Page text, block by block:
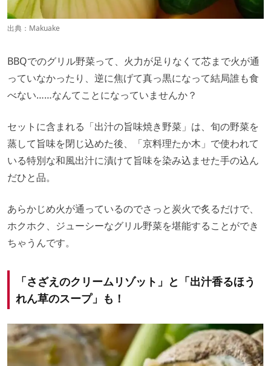
出典： Makuake
BBQでのグリル野菜って、火力が足りなくて芯まで火が通
っていなかったり、逆に焦げて真っ黒になって結局誰も食
べない……なんてことになっていませんか？
セットに含まれる「出汁の旨味焼き野菜」は、旬の野菜を
蒸して旨味を閉じ込めた後、「京料理たか木」で使われて
いる特別な和風出汁に漬けて旨味を染み込ませた手の込ん
だひと品。
あらかじめ火が通っているのでさっと炭火で炙るだけで、
ホクホク、ジューシーなグリル野菜を堪能することができ
ちゃうんです。
「さざえのクリームリゾット」と「出汁香るほう
れん草のスープ」も！